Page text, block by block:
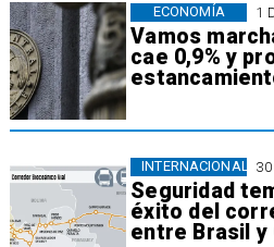
1
Vamos
cae 0,9% y
ECONOMÍA
Seguridad
éxito del
entre Brasil y
INTERNACIONAL